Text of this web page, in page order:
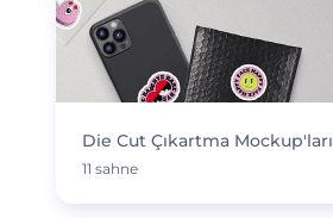
Die Cut Çıkartma Mockup'ları
11 sahne